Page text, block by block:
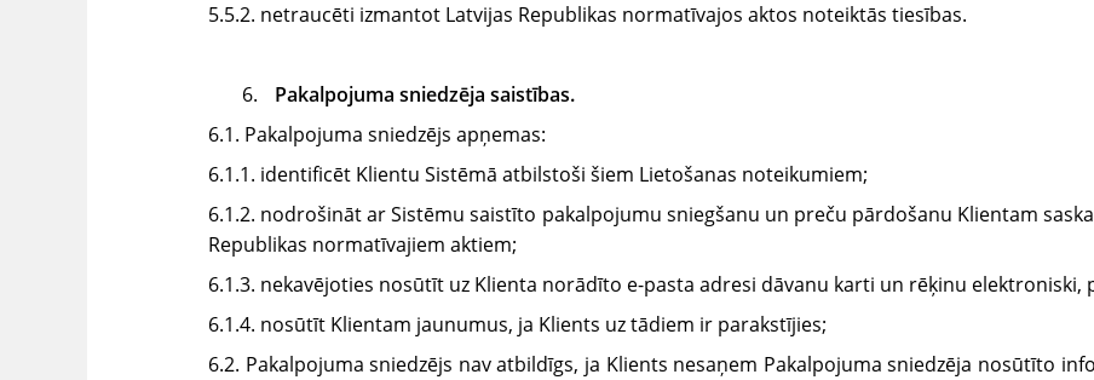
5.5.2. netraucēti izmantot Latvijas Republikas normatīvajos aktos noteiktās tiesības.
Pakalpojuma sniedzēja saistības.
6.1. Pakalpojuma sniedzējs apņemas:
6.1.1. identificēt Klientu Sistēmā atbilstoši šiem Lietošanas noteikumiem;
6.1.2. nodrošināt ar Sistēmu saistīto pakalpojumu sniegšanu un preču pārdošanu Klientam
Republikas normatīvajiem aktiem;
6.1.3. nekavējoties nosūtīt uz Klienta norādīto e-pasta adresi dāvanu karti un rēķinu elektroniski,
6.1.4. nosūtīt Klientam jaunumus, ja Klients uz tādiem ir parakstījies;
6.2. Pakalpojuma sniedzējs nav atbildīgs, ja Klients nesaņem Pakalpojuma sniedzēja nosūtīto